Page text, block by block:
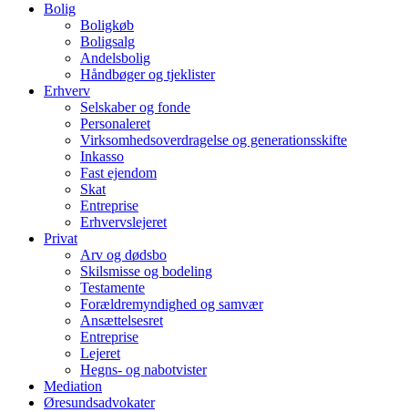
Bolig
Boligkøb
Boligsalg
Andelsbolig
Håndbøger og tjeklister
Erhverv
Selskaber og fonde
Personaleret
Virksomhedsoverdragelse og generationsskifte
Inkasso
Fast ejendom
Skat
Entreprise
Erhvervslejeret
Privat
Arv og dødsbo
Skilsmisse og bodeling
Testamente
Forældremyndighed og samvær
Ansættelsesret
Entreprise
Lejeret
Hegns- og nabotvister
Mediation
Øresundsadvokater